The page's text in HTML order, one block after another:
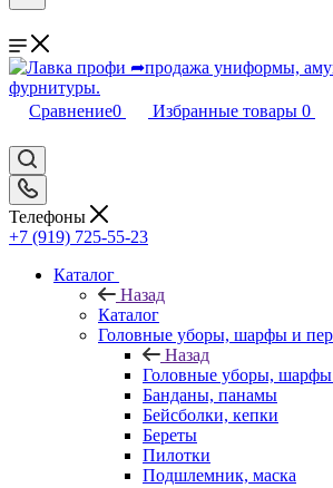
Сравнение0 Избранные товары 0
Телефоны
+7 (919) 725-55-23
Каталог
Назад
Каталог
Головные уборы, шарфы и
Назад
Головные уборы, шарфы
Банданы, панамы
Бейсболки, кепки
Береты
Пилотки
Подшлемник, маска